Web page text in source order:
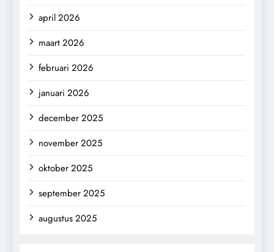
april 2026
maart 2026
februari 2026
januari 2026
december 2025
november 2025
oktober 2025
september 2025
augustus 2025